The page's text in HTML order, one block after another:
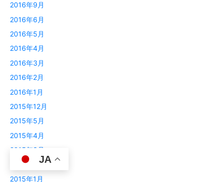
2016年9月
2016年6月
2016年5月
2016年4月
2016年3月
2016年2月
2016年1月
2015年12月
2015年5月
2015年4月
2015年3月
2015年2月
2015年1月
JA